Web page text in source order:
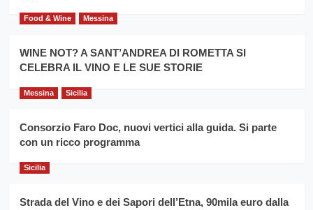
Food & Wine Messina
WINE NOT? A SANT’ANDREA DI ROMETTA SI
CELEBRA IL VINO E LE SUE STORIE
Messina Sicilia
Consorzio Faro Doc, nuovi vertici alla guida. Si parte
con un ricco programma
Sicilia
Strada del Vino e dei Sapori dell’Etna, 90mila euro dalla